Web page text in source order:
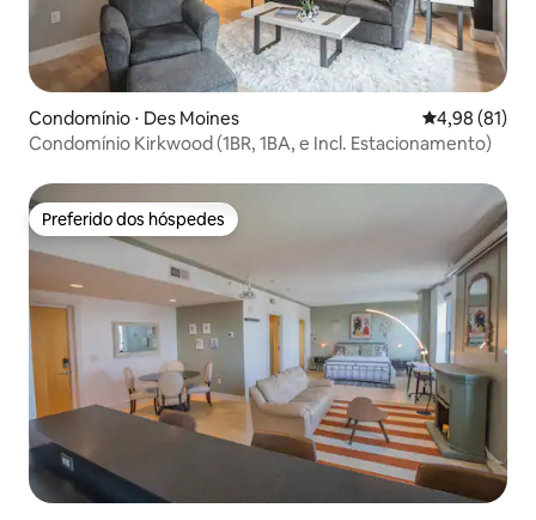
Condomínio ⋅ Des Moines 4,98 de uma
4,98 (81)
Condomínio Kirkwood (1BR, 1BA, e Incl. Estacionamento)
Preferido dos hóspedes
Preferido dos hóspedes